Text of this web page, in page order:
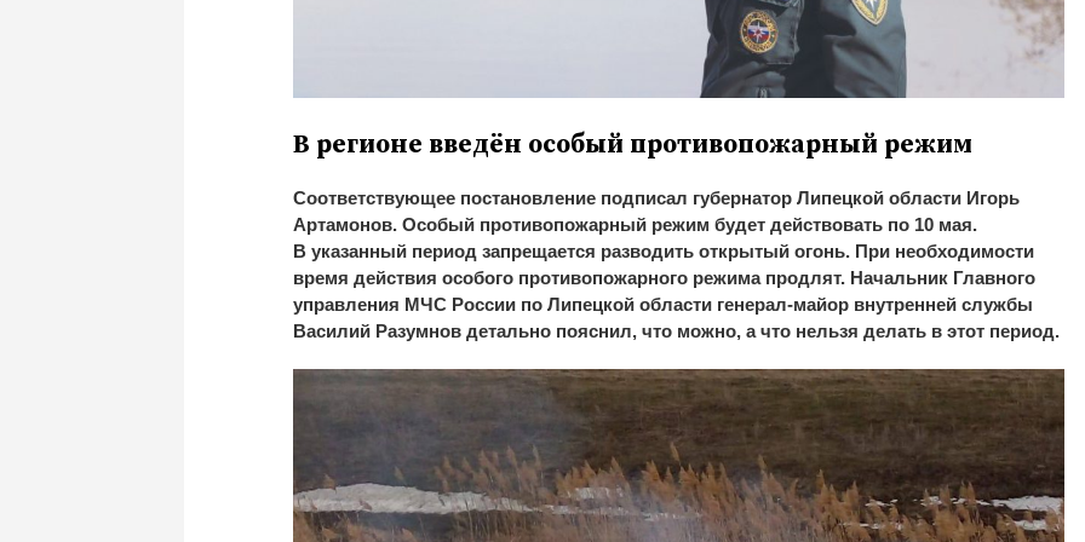
В регионе введён особый противопожарный режим
Соответствующее постановление подписал губернатор Липецкой области Игорь
Артамонов. Особый противопожарный режим будет действовать по 10 мая.
В указанный период запрещается разводить открытый огонь. При необходимости
время действия особого противопожарного режима продлят. Начальник Главного
управления МЧС России по Липецкой области генерал-майор внутренней службы
Василий Разумнов детально пояснил, что можно, а что нельзя делать в этот период.